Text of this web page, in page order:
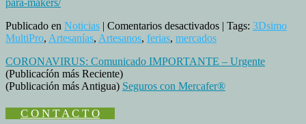
Publicado en Noticias | Comentarios desactivadosen
una
única
| Tags: 3Dsimo
MultiPro, Artesanías, Artesanos, ferias, mercados
CORONAVIRUS: Comunicado IMPORTANTE – Urgente
(Publicacíón más Reciente)
(Publicación más Antigua) Seguros con Mercafer®
C O N T A C T O